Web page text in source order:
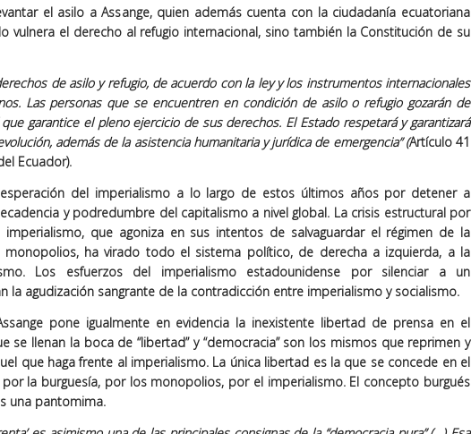
el asilo a Assange, quien además cuenta con la ciudadanía ecuatoriana
vulnera el derecho al refugio internacional, sino también la Constitución de su
de asilo y refugio, de acuerdo con la ley y los instrumentos internacionales
Las personas que se encuentren en condición de asilo o refugio gozarán de
garantice el pleno ejercicio de sus derechos. El Estado respetará y garantizará
además de la asistencia humanitaria y jurídica de emergencia” (Artículo 41
Ecuador).
del imperialismo a lo largo de estos últimos años por detener a
y podredumbre del capitalismo a nivel global. La crisis estructural por
imperialismo, que agoniza en sus intentos de salvaguardar el régimen de la
monopolios, ha virado todo el sistema político, de derecha a izquierda, a la
Los esfuerzos del imperialismo estadounidense por silenciar a un
la agudización sangrante de la contradicción entre imperialismo y socialismo.
pone igualmente en evidencia la inexistente libertad de prensa en el
se llenan la boca de “libertad” y “democracia” son los mismos que reprimen y
que haga frente al imperialismo. La única libertad es la que se concede en el
la burguesía, por los monopolios, por el imperialismo. El concepto burgués
una pantomima.